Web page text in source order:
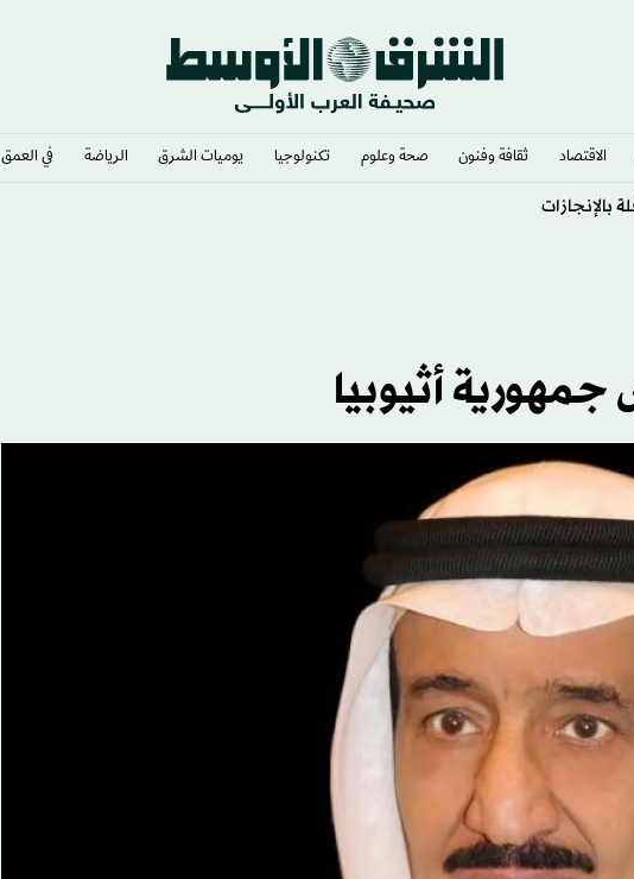
الاقتصاد ثقافة وفنون صحة وعلوم تكنولوجيا يوميات الشرق​ الرياضة في العمق
بالإنجازات
أثيوبيا